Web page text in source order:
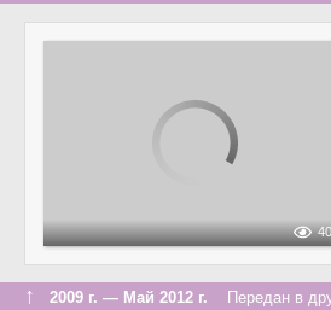
↑ 2009 г. — Май 2012 г. Передан в